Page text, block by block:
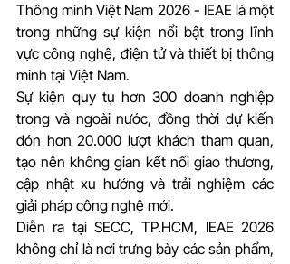
Thông minh Việt Nam 2026 - IEAE là một
trong những sự kiện nổi bật trong lĩnh
vực công nghệ, điện tử và thiết bị thông
minh tại Việt Nam.
Sự kiện quy tụ hơn 300 doanh nghiệp
trong và ngoài nước, đồng thời dự kiến
đón hơn 20.000 lượt khách tham quan,
tạo nên không gian kết nối giao thương,
cập nhật xu hướng và trải nghiệm các
giải pháp công nghệ mới.
Diễn ra tại SECC, TP.HCM, IEAE 2026
không chỉ là nơi trưng bày các sản phẩm,